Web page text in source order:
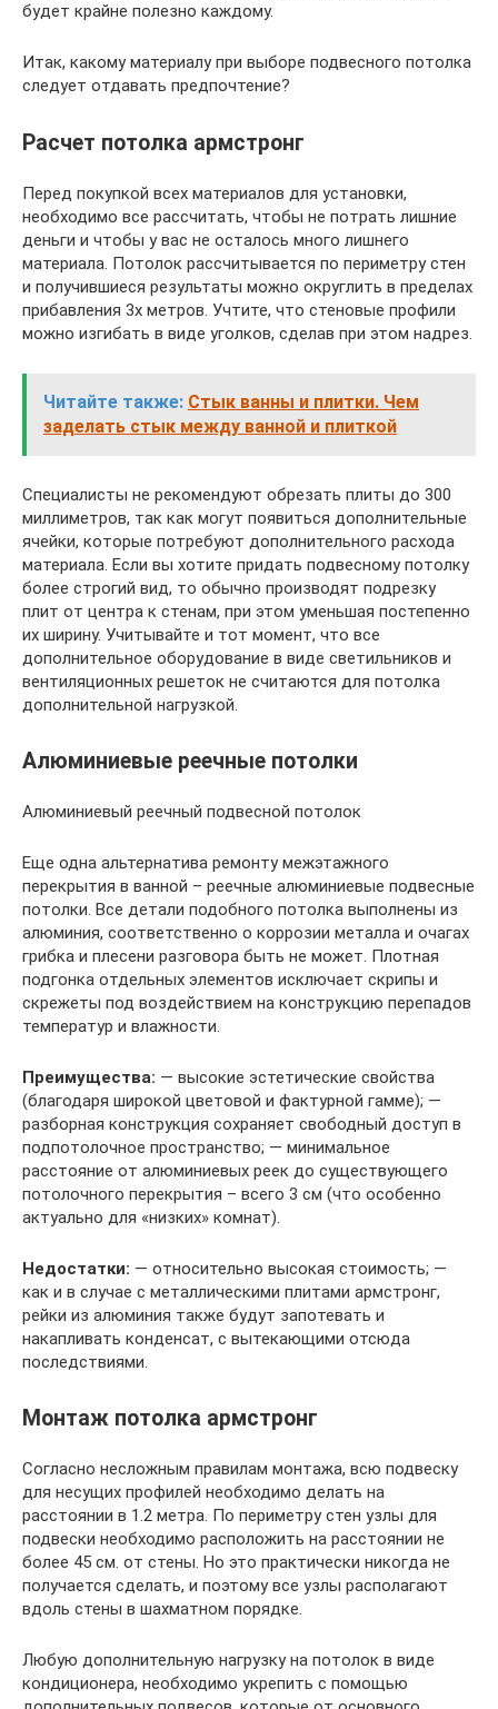
будет крайне полезно каждому.
Итак, какому материалу при выборе подвесного потолка
следует отдавать предпочтение?
Расчет потолка армстронг
Перед покупкой всех материалов для установки,
необходимо все рассчитать, чтобы не потрать лишние
деньги и чтобы у вас не осталось много лишнего
материала. Потолок рассчитывается по периметру стен
и получившиеся результаты можно округлить в пределах
прибавления 3х метров. Учтите, что стеновые профили
можно изгибать в виде уголков, сделав при этом надрез.
Читайте также: Стык ванны и плитки. Чем
заделать стык между ванной и плиткой
Специалисты не рекомендуют обрезать плиты до 300
миллиметров, так как могут появиться дополнительные
ячейки, которые потребуют дополнительного расхода
материала. Если вы хотите придать подвесному потолку
более строгий вид, то обычно производят подрезку
плит от центра к стенам, при этом уменьшая постепенно
их ширину. Учитывайте и тот момент, что все
дополнительное оборудование в виде светильников и
вентиляционных решеток не считаются для потолка
дополнительной нагрузкой.
Алюминиевые реечные потолки
Алюминиевый реечный подвесной потолок
Еще одна альтернатива ремонту межэтажного
перекрытия в ванной – реечные алюминиевые подвесные
потолки. Все детали подобного потолка выполнены из
алюминия, соответственно о коррозии металла и очагах
грибка и плесени разговора быть не может. Плотная
подгонка отдельных элементов исключает скрипы и
скрежеты под воздействием на конструкцию перепадов
температур и влажности.
Преимущества: — высокие эстетические свойства
(благодаря широкой цветовой и фактурной гамме); —
разборная конструкция сохраняет свободный доступ в
подпотолочное пространство; — минимальное
расстояние от алюминиевых реек до существующего
потолочного перекрытия – всего 3 см (что особенно
актуально для «низких» комнат).
Недостатки: — относительно высокая стоимость; —
как и в случае с металлическими плитами армстронг,
рейки из алюминия также будут запотевать и
накапливать конденсат, с вытекающими отсюда
последствиями.
Монтаж потолка армстронг
Согласно несложным правилам монтажа, всю подвеску
для несущих профилей необходимо делать на
расстоянии в 1.2 метра. По периметру стен узлы для
подвески необходимо расположить на расстоянии не
более 45 см. от стены. Но это практически никогда не
получается сделать, и поэтому все узлы располагают
вдоль стены в шахматном порядке.
Любую дополнительную нагрузку на потолок в виде
кондиционера, необходимо укрепить с помощью